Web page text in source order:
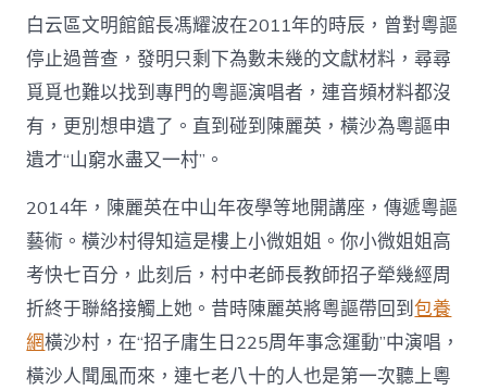
白云區文明館館長馮耀波在2011年的時辰，曾對粵謳
停止過普查，發明只剩下為數未幾的文獻材料，尋尋
覓覓也難以找到專門的粵謳演唱者，連音頻材料都沒
有，更別想申遺了。直到碰到陳麗英，橫沙為粵謳申
遺才“山窮水盡又一村”。
2014年，陳麗英在中山年夜學等地開講座，傳遞粵謳
藝術。橫沙村得知這是樓上小微姐姐。你小微姐姐高
考快七百分，此刻后，村中老師長教師招子犖幾經周
折終于聯絡接觸上她。昔時陳麗英將粵謳帶回到包養
網橫沙村，在“招子庸生日225周年事念運動”中演唱，
橫沙人聞風而來，連七老八十的人也是第一次聽上粵